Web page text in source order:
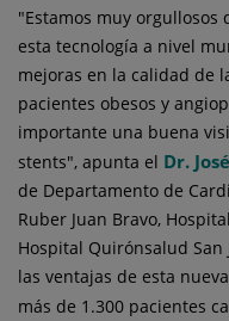
"Estamos muy
esta tecnología a nivel
mejoras en la calidad de
pacientes obesos y
importante una buena
stents", apunta el Dr.
de Departamento de
Ruber Juan Bravo,
Hospital Quirónsalud San
las ventajas de esta
más de 1.300 pacientes